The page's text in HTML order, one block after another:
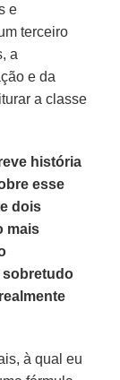
e
terceiro
a
e da
a classe
história
esse
dois
mais
sobretudo
à qual eu